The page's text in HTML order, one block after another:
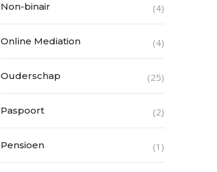
Non-binair (4)
Online Mediation (4)
Ouderschap (25)
Paspoort (2)
Pensioen (1)